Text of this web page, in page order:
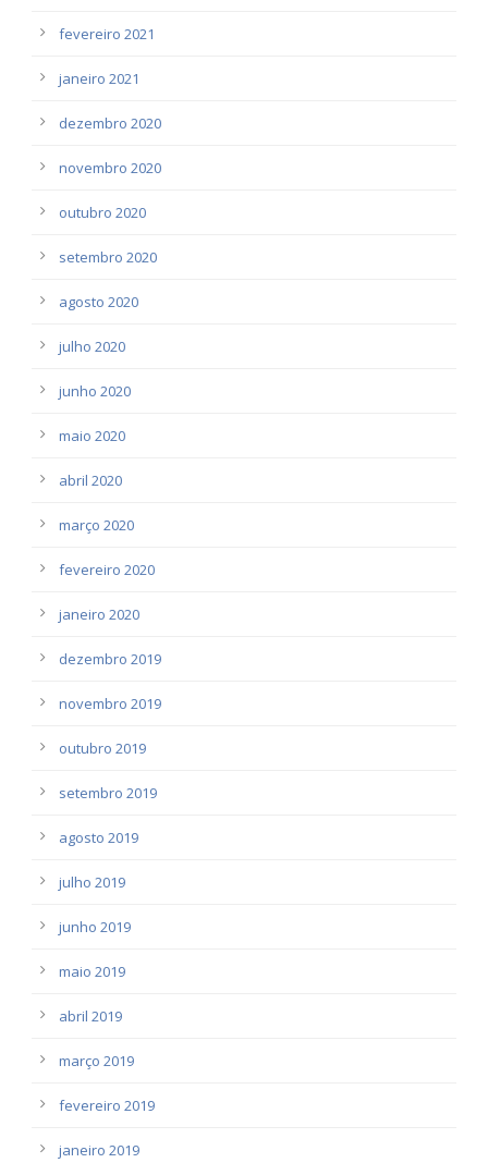
fevereiro 2021
janeiro 2021
dezembro 2020
novembro 2020
outubro 2020
setembro 2020
agosto 2020
julho 2020
junho 2020
maio 2020
abril 2020
março 2020
fevereiro 2020
janeiro 2020
dezembro 2019
novembro 2019
outubro 2019
setembro 2019
agosto 2019
julho 2019
junho 2019
maio 2019
abril 2019
março 2019
fevereiro 2019
janeiro 2019